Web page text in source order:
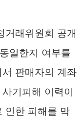
거래위원회 공개
일한지 여부를
판매자의 계좌
기피해 이력이
인한 피해를 막